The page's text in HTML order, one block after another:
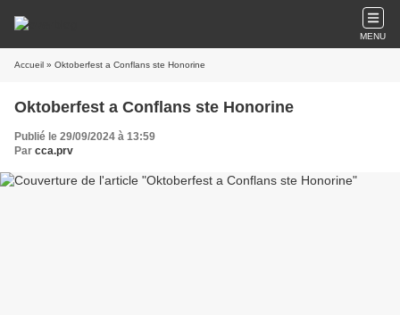
MENU
Accueil » Oktoberfest a Conflans ste Honorine
Oktoberfest a Conflans ste Honorine
Publié le 29/09/2024 à 13:59
Par cca.prv